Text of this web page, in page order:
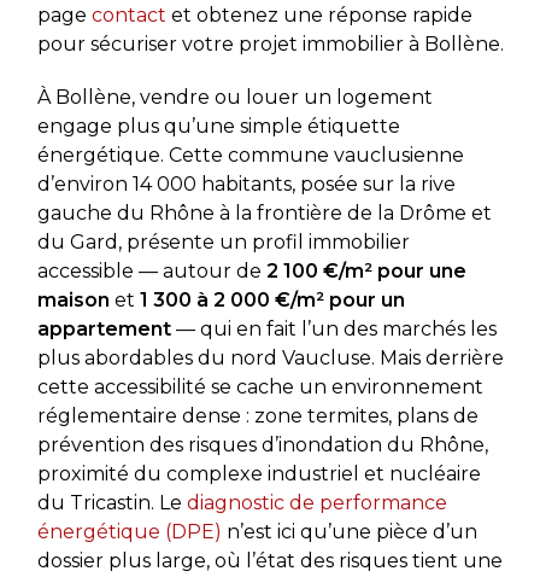
page contact et obtenez une réponse rapide
pour sécuriser votre projet immobilier à Bollène.
À Bollène, vendre ou louer un logement
engage plus qu’une simple étiquette
énergétique. Cette commune vauclusienne
d’environ 14 000 habitants, posée sur la rive
gauche du Rhône à la frontière de la Drôme et
du Gard, présente un profil immobilier
accessible — autour de 2 100 €/m² pour une
maison et 1 300 à 2 000 €/m² pour un
appartement— qui en fait l’un des marchés les
plus abordables du nord Vaucluse. Mais derrière
cette accessibilité se cache un environnement
réglementaire dense : zone termites, plans de
prévention des risques d’inondation du Rhône,
proximité du complexe industriel et nucléaire
du Tricastin. Le diagnostic de performance
énergétique (DPE) n’est ici qu’une pièce d’un
dossier plus large, où l’état des risques tient une